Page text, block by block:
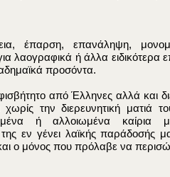
έπαρση, επανάληψη,
λαογραφικά ή άλλα ειδικότερα
προσόντα.
από Έλληνες αλλά και
χωρίς την διερευνητική ματιά
ή αλλοιωμένα καίρια
εν γένει λαϊκής παράδοσής
ο μόνος που πρόλαβε να